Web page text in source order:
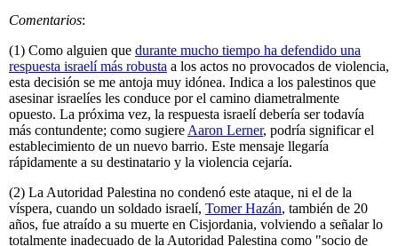
Comentarios:
(1) Como alguien que durante mucho tiempo ha defendido una
respuesta israelí más robusta a los actos no provocados de violencia,
esta decisión se me antoja muy idónea. Indica a los palestinos que
asesinar israelíes les conduce por el camino diametralmente
opuesto. La próxima vez, la respuesta israelí debería ser todavía
más contundente; como sugiere Aaron Lerner, podría significar el
establecimiento de un nuevo barrio. Este mensaje llegaría
rápidamente a su destinatario y la violencia cejaría.
(2) La Autoridad Palestina no condenó este ataque, ni el de la
víspera, cuando un soldado israelí, Tomer Hazán, también de 20
años, fue atraído a su muerte en Cisjordania, volviendo a señalar lo
totalmente inadecuado de la Autoridad Palestina como "socio de